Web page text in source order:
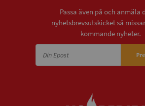
Passa även på och anmäla
nyhetsbrevsutskicket så
kommande nyheter.